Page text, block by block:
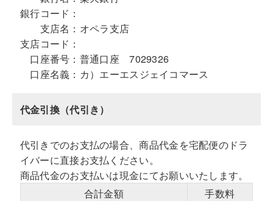
銀行コード：
支店名： オペラ支店
支店コード：
口座番号： 普通口座 7029326
口座名義： カ）エーエスジェイコマース
代金引換（代引き）
代引きでのお支払の場合、商品代金を宅配便のドラ
イバーに直接お支払ください。
商品代金のお支払いは現金にてお願いいたします。
合計金額
手数料